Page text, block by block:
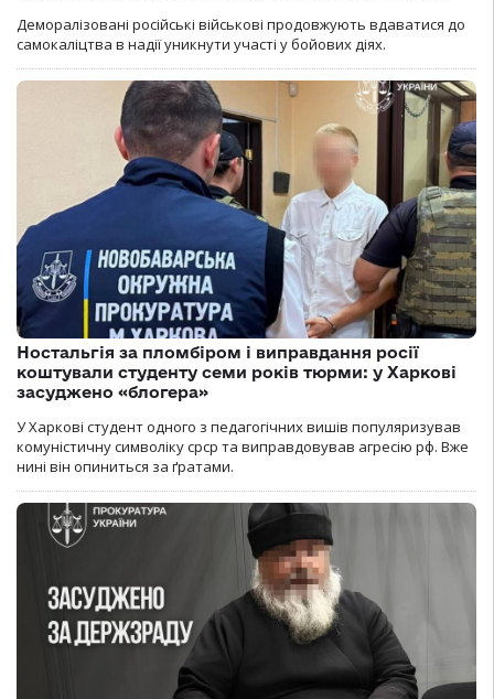
Деморалізовані російські військові продовжують вдаватися до
самокаліцтва в надії уникнути участі у бойових діях.
Ностальгія за пломбіром і виправдання росії
коштували студенту семи років тюрми: у Харкові
засуджено «блогера»
У Харкові студент одного з педагогічних вишів популяризував
комуністичну символіку срср та виправдовував агресію рф. Вже
нині він опиниться за ґратами.